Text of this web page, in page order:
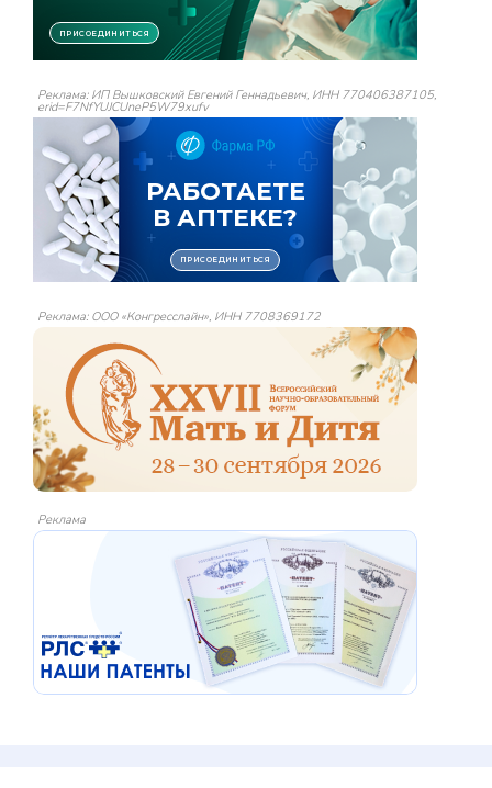
Реклама: ИП Вышковский Евгений Геннадьевич, ИНН 770406387105,
erid=F7NfYUJCUneP5W79xufv
Реклама: ООО «Конгресслайн», ИНН 7708369172
Реклама